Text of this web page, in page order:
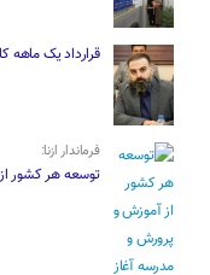
قرارداد یک ماهه
فرماندار ازنا:
توسعه هر کشور